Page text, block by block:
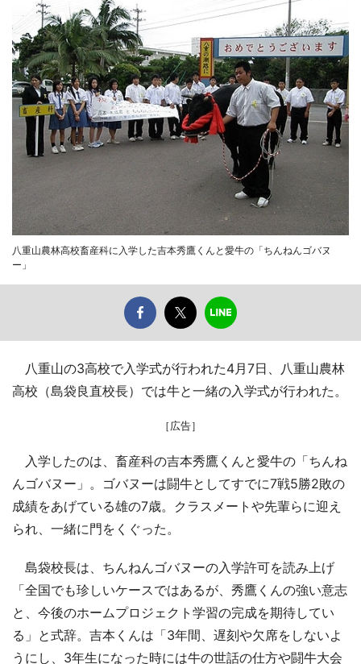
八重山農林高校畜産科に入学した吉本秀鷹くんと愛牛の「ちんねんゴバヌ
ー」
八重山の3高校で入学式が行われた4月7日、八重山農林
高校（島袋良直校長）では牛と一緒の入学式が行われた。
［広告］
入学したのは、畜産科の吉本秀鷹くんと愛牛の「ちんね
んゴバヌー」。ゴバヌーは闘牛としてすでに7戦5勝2敗の
成績をあげている雄の7歳。クラスメートや先輩らに迎え
られ、一緒に門をくぐった。
島袋校長は、ちんねんゴバヌーの入学許可を読み上げ
「全国でも珍しいケースではあるが、秀鷹くんの強い意志
と、今後のホームプロジェクト学習の完成を期待してい
る」と式辞。吉本くんは「3年間、遅刻や欠席をしないよ
うにし、3年生になった時には牛の世話の仕方や闘牛大会